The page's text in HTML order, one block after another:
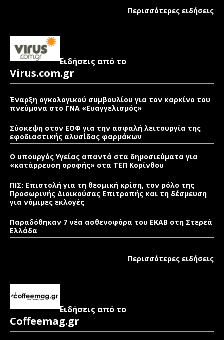
Περισσότερες ειδήσεις
Ειδήσεις από το
Virus.com.gr
Έναρξη ογκολογικού συμβουλίου για τον καρκίνο του
πνεύμονα στο ΓΝΑ «Ευαγγελισμός»
Σύσκεψη στον ΕΟΦ για την ασφαλή λειτουργία της
εφοδιαστικής αλυσίδας φαρμάκων
Ο υπουργός Υγείας απαντά στα δημοσιεύματα για
«κατάρρευση οροφής» στα ΤΕΠ Κορίνθου
ΠΙΣ: Επιστολή για τη θεσμική κρίση, τον ρόλο της
Προσωρινής Διοικούσας Επιτροπής και τη δέσμευση
για νόμιμες εκλογές
Παραδόθηκαν 7 νέα ασθενοφόρα του ΕΚΑΒ στη Στερεά
Ελλάδα
Περισσότερες ειδήσεις
Ειδήσεις από το
Coffeemag.gr